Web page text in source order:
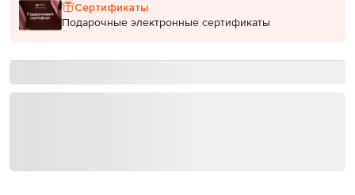
Сертификаты
Подарочные электронные сертификаты